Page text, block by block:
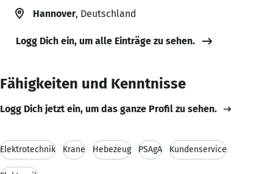
Hannover, Deutschland
Logg Dich ein, um alle Einträge zu sehen.
Fähigkeiten und Kenntnisse
Logg Dich jetzt ein, um das ganze Profil zu sehen.
Elektrotechnik Krane Hebezeug PSAgA Kundenservice